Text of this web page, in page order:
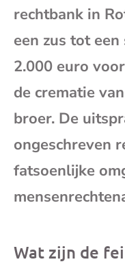
rechtbank in
een zus tot
2.000 euro
de crematie
broer. De
ongeschreven
fatsoenlijke
Wat zijn de